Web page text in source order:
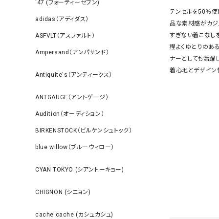
‘47 (フォーティーセブン)
adidas（アディダス）
ASFVLT（アスファルト）
Ampersand（アンパサンド）
Antiquite's（アンティークス）
ANTGAUGE（アントゲージ）
Audition（オーディション）
BIRKENSTOCK（ビルケンシュトック）
blue willow（ブルーウィロー）
CYAN TOKYO (シアントーキョー)
CHIGNON (シニョン)
cache cache (カシュカシュ)
テンセルを50％使
品な素材感がカジ
すぎない着こなし
程よくゆとりのあ
ナーとしても活躍
着心地とデザイン